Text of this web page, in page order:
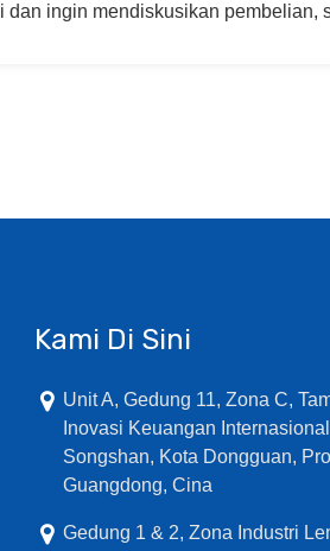
dan ingin mendiskusikan pembelian,
Kami Di Sini
Unit A, Gedung 11, Zona C,
Inovasi Keuangan
Songshan, Kota Dongguan,
Guangdong, Cina
Gedung 1 & 2, Zona Industri